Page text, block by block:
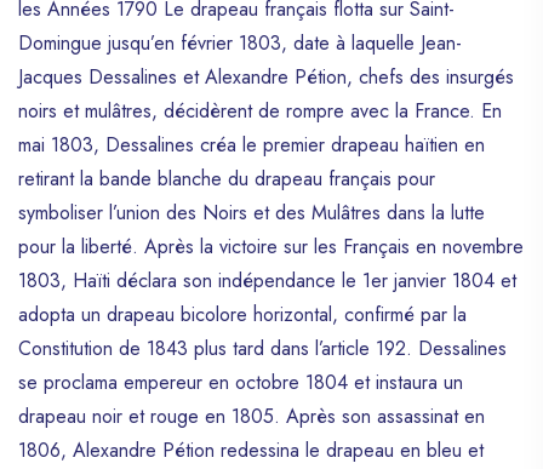
les Années 1790 Le drapeau français flotta sur Saint-
Domingue jusqu’en février 1803, date à laquelle Jean-
Jacques Dessalines et Alexandre Pétion, chefs des insurgés
noirs et mulâtres, décidèrent de rompre avec la France. En
mai 1803, Dessalines créa le premier drapeau haïtien en
retirant la bande blanche du drapeau français pour
symboliser l’union des Noirs et des Mulâtres dans la lutte
pour la liberté. Après la victoire sur les Français en novembre
1803, Haïti déclara son indépendance le 1er janvier 1804 et
adopta un drapeau bicolore horizontal, confirmé par la
Constitution de 1843 plus tard dans l’article 192. Dessalines
se proclama empereur en octobre 1804 et instaura un
drapeau noir et rouge en 1805. Après son assassinat en
1806, Alexandre Pétion redessina le drapeau en bleu et